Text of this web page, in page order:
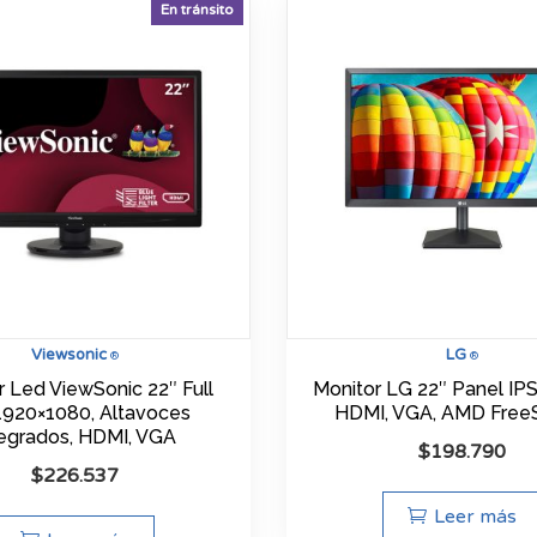
Viewsonic®
En tránsito
Led ViewSonic 22″ Full
Altavoces
HDMI, VGA
$226.537
LG ®
Monitor LG 22″ Panel
HDMI, VGA, AMD
$198.790
Leer más